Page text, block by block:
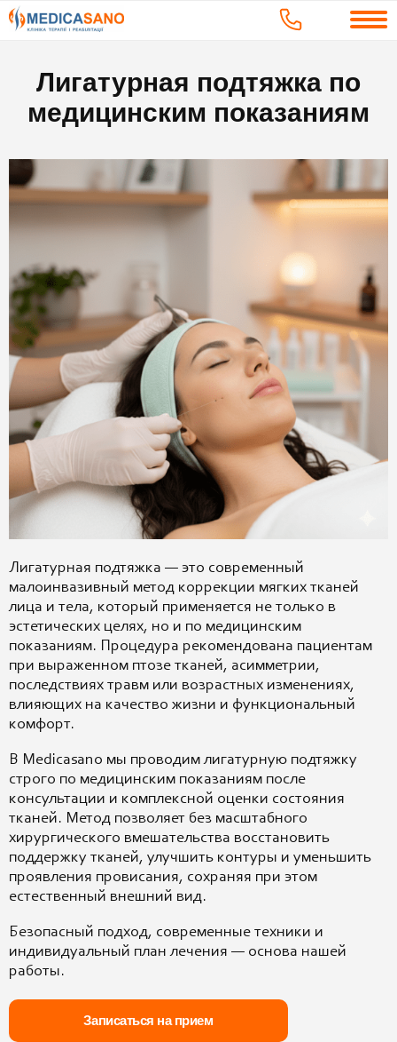
Лигатурная подтяжка по
медицинским показаниям
Лигатурная подтяжка — это современный
малоинвазивный метод коррекции мягких тканей
лица и тела, который применяется не только в
эстетических целях, но и по медицинским
показаниям. Процедура рекомендована пациентам
при выраженном птозе тканей, асимметрии,
последствиях травм или возрастных изменениях,
влияющих на качество жизни и функциональный
комфорт.
В Medicasano мы проводим лигатурную подтяжку
строго по медицинским показаниям после
консультации и комплексной оценки состояния
тканей. Метод позволяет без масштабного
хирургического вмешательства восстановить
поддержку тканей, улучшить контуры и уменьшить
проявления провисания, сохраняя при этом
естественный внешний вид.
Безопасный подход, современные техники и
индивидуальный план лечения — основа нашей
работы.
Записаться на прием